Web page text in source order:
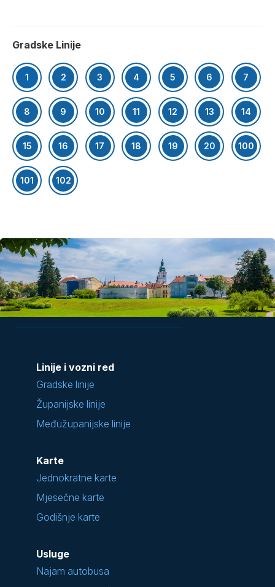
Gradske Linije
1 2 3 4 5 6 7
8 9 10 11 12 13 14
15 16 17 18 19 20 100
101 102
Linije i vozni red
Gradske linije
Županijske linije
Međužupanijske linije
Karte
Jednokratne karte
Mjesečne karte
Godišnje karte
Usluge
Najam autobusa